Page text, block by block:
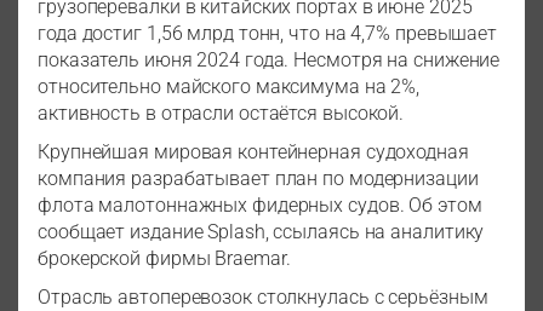
грузоперевалки в китайских портах в июне 2025
года достиг 1,56 млрд тонн, что на 4,7% превышает
показатель июня 2024 года. Несмотря на снижение
относительно майского максимума на 2%,
активность в отрасли остаётся высокой.
Крупнейшая мировая контейнерная судоходная
компания разрабатывает план по модернизации
флота малотоннажных фидерных судов. Об этом
сообщает издание Splash, ссылаясь на аналитику
брокерской фирмы Braemar.
Отрасль автоперевозок столкнулась с серьёзным